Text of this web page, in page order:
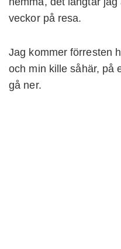
veckor på resa.
Jag kommer förresten
och min kille såhär, på
gå ner.